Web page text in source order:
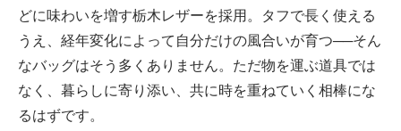
どに味わいを増す栃木レザーを採用。タフで長く使える
うえ、経年変化によって自分だけの風合いが育つ──そん
なバッグはそう多くありません。ただ物を運ぶ道具では
なく、暮らしに寄り添い、共に時を重ねていく相棒にな
るはずです。